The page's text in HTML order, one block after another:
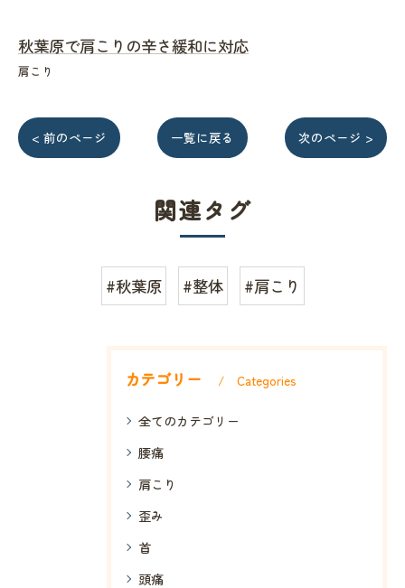
秋葉原で肩こりの辛さ緩和に対応
肩こり
< 前のページ 一覧に戻る 次のページ >
関連タグ
#秋葉原 #整体 #肩こり
カテゴリー Categories
全てのカテゴリー
腰痛
肩こり
歪み
首
頭痛